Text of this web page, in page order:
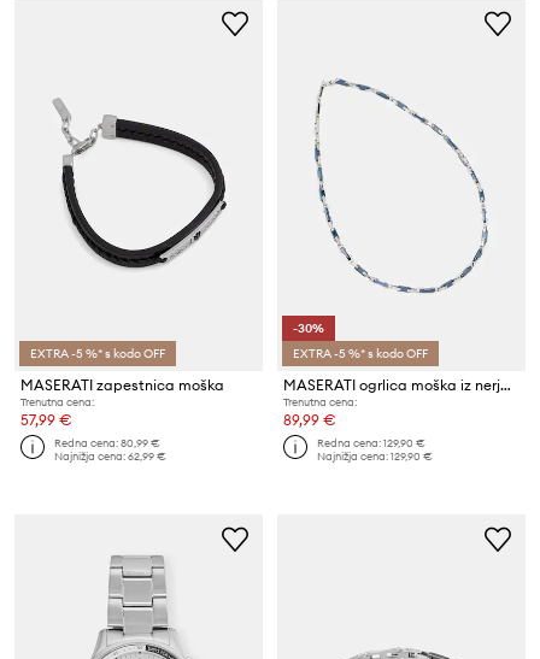
EXTRA -5 %* s kodo OFF
MASERATI zapestnica moška
Trenutna cena:
57,99 €
Redna cena:80,99 €
Najnižja cena:62,99 €
-30%
EXTRA -5 %* s kodo OFF
MASERATI ogrlica moška iz nerjavečega jekla CERAMIC
Trenutna cena:
89,99 €
Redna cena:129,90 €
Najnižja cena:129,90 €